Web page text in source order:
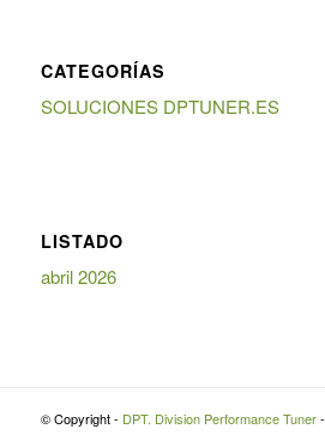
CATEGORÍAS
SOLUCIONES DPTUNER.ES
LISTADO
abril 2026
© Copyright - DPT. Division Performance Tuner-